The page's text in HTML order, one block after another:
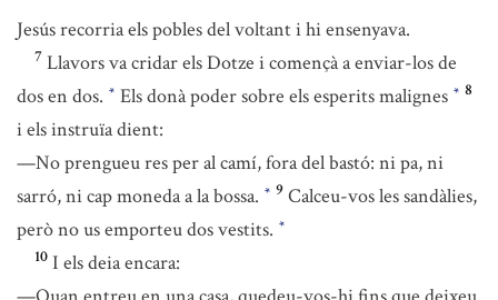
Jesús recorria els pobles del voltant i hi ensenyava.
7 Llavors va cridar els Dotze i començà a enviar-los de
dos en dos. * Els donà poder sobre els esperits malignes * 8
i els instruïa dient:
—No prengueu res per al camí, fora del bastó: ni pa, ni
sarró, ni cap moneda a la bossa. * 9 Calceu-vos les sandàlies,
però no us emporteu dos vestits. *
10 I els deia encara: